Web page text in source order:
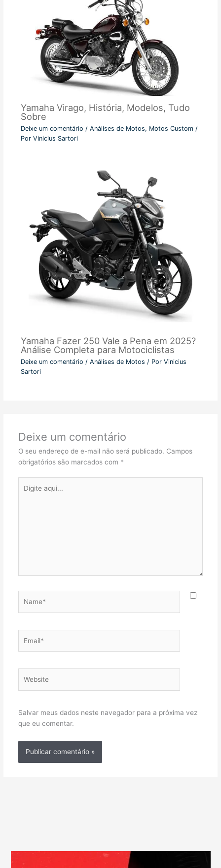
Yamaha Virago, História, Modelos, Tudo
Sobre
Deixe um comentário / Análises de Motos, Motos Custom/
Por Vinicius Sartori
Yamaha Fazer 250 Vale a Pena em 2025?
Análise Completa para Motociclistas
Deixe um comentário / Análises de Motos / Por Vinicius
Sartori
Deixe um comentário
O seu endereço de e-mail não será publicado. Campos
obrigatórios são marcados com *
aqui...
Salvar meus dados neste navegador para a próxima vez
que eu comentar.